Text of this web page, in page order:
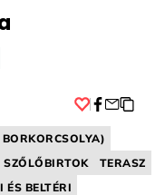
SZŐLŐBIRTOK
TERASZ
ÉS BELTÉRI